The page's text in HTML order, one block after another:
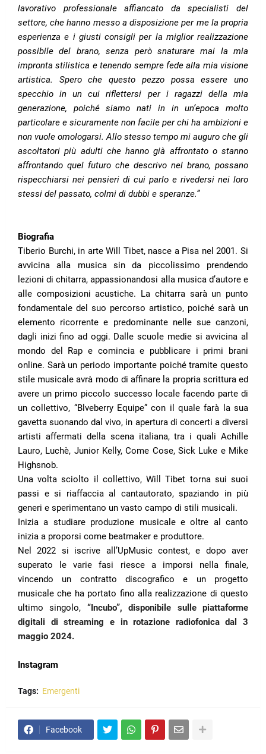
lavorativo professionale affiancato da specialisti del
settore, che hanno messo a disposizione per me la propria
esperienza e i giusti consigli per la miglior realizzazione
possibile del brano, senza però snaturare mai la mia
impronta stilistica e tenendo sempre fede alla mia visione
artistica. Spero che questo pezzo possa essere uno
specchio in un cui riflettersi per i ragazzi della mia
generazione, poiché siamo nati in in un’epoca molto
particolare e sicuramente non facile per chi ha ambizioni e
non vuole omologarsi. Allo stesso tempo mi auguro che gli
ascoltatori più adulti che hanno già affrontato o stanno
affrontando quel futuro che descrivo nel brano, possano
rispecchiarsi nei pensieri di cui parlo e rivedersi nei loro
stessi del passato, colmi di dubbi e speranze.”
Biografia
Tiberio Burchi, in arte Will Tibet, nasce a Pisa nel 2001. Si
avvicina alla musica sin da piccolissimo prendendo
lezioni di chitarra, appassionandosi alla musica d’autore e
alle composizioni acustiche. La chitarra sarà un punto
fondamentale del suo percorso artistico, poiché sarà un
elemento ricorrente e predominante nelle sue canzoni,
dagli inizi fino ad oggi. Dalle scuole medie si avvicina al
mondo del Rap e comincia e pubblicare i primi brani
online. Sarà un periodo importante poiché tramite questo
stile musicale avrà modo di affinare la propria scrittura ed
avere un primo piccolo successo locale facendo parte di
un collettivo, “Blveberry Equipe” con il quale farà la sua
gavetta suonando dal vivo, in apertura di concerti a diversi
artisti affermati della scena italiana, tra i quali Achille
Lauro, Luchè, Junior Kelly, Come Cose, Sick Luke e Mike
Highsnob.
Una volta sciolto il collettivo, Will Tibet torna sui suoi
passi e si riaffaccia al cantautorato, spaziando in più
generi e sperimentano un vasto campo di stili musicali.
Inizia a studiare produzione musicale e oltre al canto
inizia a proporsi come beatmaker e produttore.
Nel 2022 si iscrive all’UpMusic contest, e dopo aver
superato le varie fasi riesce a imporsi nella finale,
vincendo un contratto discografico e un progetto
musicale che ha portato fino alla realizzazione di questo
ultimo singolo, “Incubo”, disponibile sulle piattaforme
digitali di streaming e in rotazione radiofonica dal 3
maggio 2024.
Instagram
Tags: Emergenti
Facebook